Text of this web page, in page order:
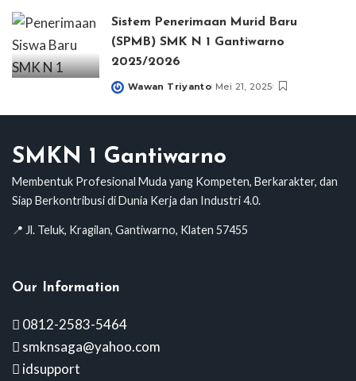
Sistem Penerimaan Murid Baru
(SPMB) SMK N 1 Gantiwarno
2025/2026
Posted
Wawan Triyanto Mei 21, 2025
SMKN 1 Gantiwarno
Membentuk Profesional Muda yang Kompeten, Berkarakter, dan
Siap Berkontribusi di Dunia Kerja dan Industri 4.0.
📍 Jl. Teluk, Kragilan, Gantiwarno, Klaten 57455
Our Information
0812-2583-5464
smknsaga@yahoo.com
idsupport